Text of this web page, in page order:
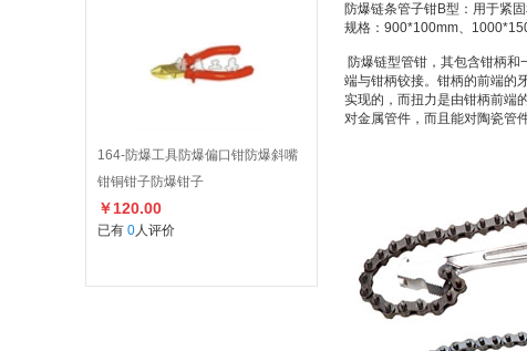
164-防爆工具防爆偏口钳防爆斜嘴
钳铜钳子防爆钳子
￥120.00
已有 0人评价
防爆链条管子钳B型：用于紧
规格：900*100mm、
防爆链型管钳，其包含钳柄
端与钳柄铰接。钳柄的前端的
实现的，而扭力是由钳柄前端
对金属管件，而且能对陶瓷管